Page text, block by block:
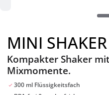
MINI
Kompakter Shaker
Mixmomente.
300 ml Flüssigkeitsfach